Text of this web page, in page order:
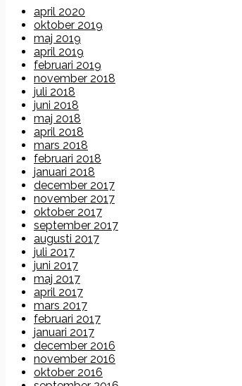
april 2020
oktober 2019
maj 2019
april 2019
februari 2019
november 2018
juli 2018
juni 2018
maj 2018
april 2018
mars 2018
februari 2018
januari 2018
december 2017
november 2017
oktober 2017
september 2017
augusti 2017
juli 2017
juni 2017
maj 2017
april 2017
mars 2017
februari 2017
januari 2017
december 2016
november 2016
oktober 2016